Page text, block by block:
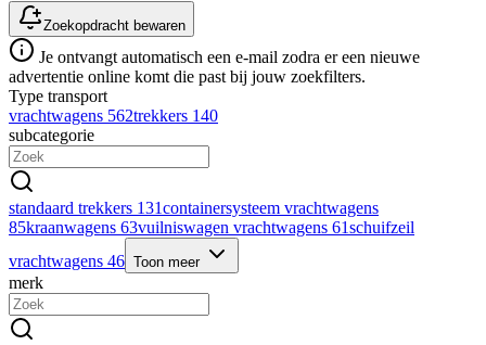
Zoekopdracht bewaren
Je ontvangt automatisch een e-mail zodra er een nieuwe
advertentie online komt die past bij jouw zoekfilters.
Type transport
vrachtwagens 562trekkers 140
subcategorie
standaard trekkers 131containersysteem vrachtwagens
85kraanwagens 63vuilniswagen vrachtwagens 61schuifzeil
vrachtwagens 46 Toon meer
merk